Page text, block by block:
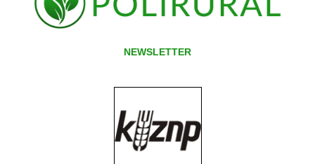
NEWSLETTER